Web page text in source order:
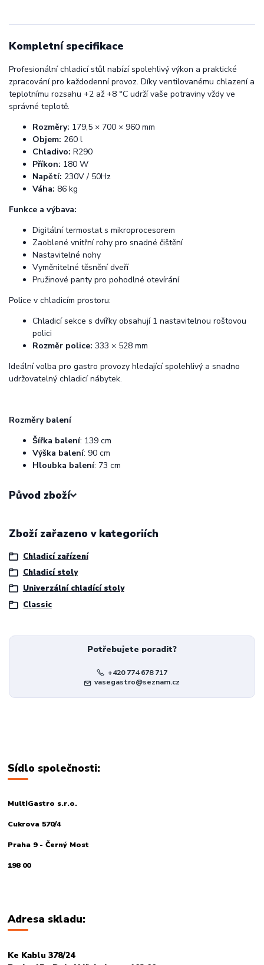
Kompletní specifikace
Profesionální chladicí stůl nabízí spolehlivý výkon a praktické
zpracování pro každodenní provoz. Díky ventilovanému chlazení a
teplotnímu rozsahu +2 až +8 °C udrží vaše potraviny vždy ve
správné teplotě.
Rozměry: 179,5 × 700 × 960 mm
Objem: 260 l
Chladivo: R290
Příkon: 180 W
Napětí: 230V / 50Hz
Váha: 86 kg
Funkce a výbava:
Digitální termostat s mikroprocesorem
Zaoblené vnitřní rohy pro snadné čištění
Nastavitelné nohy
Vyměnitelné těsnění dveří
Pružinové panty pro pohodlné otevírání
Police v chladicím prostoru:
Chladicí sekce s dvířky obsahují 1 nastavitelnou roštovou
polici
Rozměr police: 333 × 528 mm
Ideální volba pro gastro provozy hledající spolehlivý a snadno
udržovatelný chladicí nábytek.
Rozměry balení
Šířka balení: 139 cm
Výška balení: 90 cm
Hloubka balení: 73 cm
Původ zboží
Zboží zařazeno v kategoriích
Chladicí zařízení
Chladicí stoly
Univerzální chladící stoly
Classic
Potřebujete poradit?
+420 774 678 717
vasegastro@seznam.cz
Sídlo společnosti:
MultiGastro s.r.o.
Cukrova 570/4
Praha 9 - Černý Most
198 00
Adresa skladu:
Ke Kablu 378/24